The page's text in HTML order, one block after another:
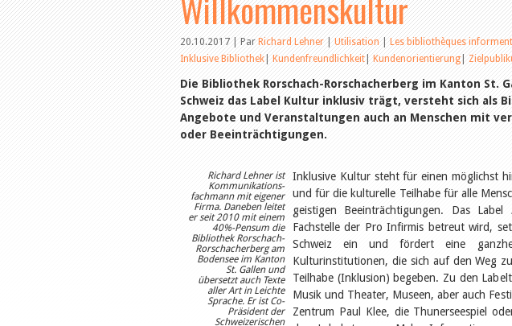
Willkommenskultur
20.10.2017 | ParRichard Lehner|Utilisation|Les bibliothèques
Inklusive Bibliothek
Kundenfreundlichkeit Kundenorientierung
Die Bibliothek Rorschach-Rorschacherberg im Kanton St.
Schweiz das Label Kultur inklusiv trägt, versteht sich als
Angebote und Veranstaltungen auch an Menschen mit
oder Beeinträchtigungen.
Richard Lehner ist
Kommunikations-
fachmann mit eigener
Firma. Daneben leitet
er seit 2010 mit einem
40%-Pensum die
Bibliothek Rorschach-
Rorschacherberg am
Bodensee im Kanton
St. Gallen und
übersetzt auch Texte
aller Art in Leichte
Sprache. Er ist Co-
Präsident der
Schweizerischen
Inklusive Kultur steht für einen möglichst
und für die kulturelle Teilhabe für alle
geistigen Beeinträchtigungen. Das Label
Fachstelle der Pro Infirmis betreut wird,
Schweiz ein und fördert eine
Kulturinstitutionen, die sich auf den Weg
Teilhabe (Inklusion) begeben. Zu den
Musik und Theater, Museen, aber auch
Zentrum Paul Klee, die Thunerseespiel